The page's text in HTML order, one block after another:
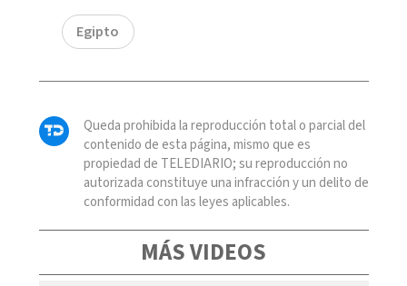
Egipto
Queda prohibida la reproducción total o parcial del
contenido de esta página, mismo que es
propiedad de TELEDIARIO; su reproducción no
autorizada constituye una infracción y un delito de
conformidad con las leyes aplicables.
MÁS VIDEOS